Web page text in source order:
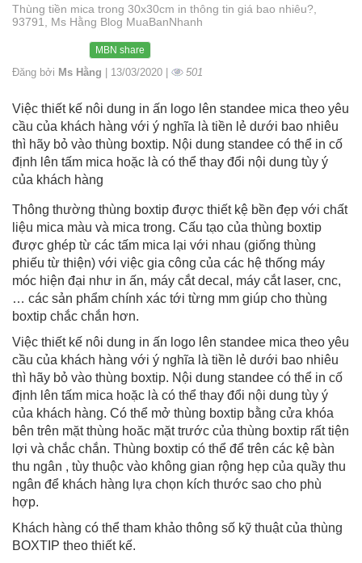
Thùng tiền mica trong 30x30cm in thông tin giá bao nhiêu?,
93791, Ms Hằng Blog MuaBanNhanh
MBN share
Đăng bởi Ms Hằng | 13/03/2020 | 501
Việc thiết kế nôi dung in ấn logo lên standee mica theo yêu
cầu của khách hàng với ý nghĩa là tiền lẻ dưới bao nhiêu
thì hãy bỏ vào thùng boxtip. Nội dung standee có thể in cố
định lên tấm mica hoặc là có thể thay đổi nội dung tùy ý
của khách hàng
Thông thường thùng boxtip được thiết kệ bền đẹp với chất
liệu mica màu và mica trong. Cấu tạo của thùng boxtip
được ghép từ các tấm mica lại với nhau (giống thùng
phiếu từ thiện) với việc gia công của các hệ thống máy
móc hiện đại như in ấn, máy cắt decal, máy cắt laser, cnc,
… các sản phẩm chính xác tới từng mm giúp cho thùng
boxtip chắc chắn hơn.
Việc thiết kế nôi dung in ấn logo lên standee mica theo yêu
cầu của khách hàng với ý nghĩa là tiền lẻ dưới bao nhiêu
thì hãy bỏ vào thùng boxtip. Nội dung standee có thể in cố
định lên tấm mica hoặc là có thể thay đổi nội dung tùy ý
của khách hàng. Có thể mở thùng boxtip bằng cửa khóa
bên trên mặt thùng hoăc mặt trước của thùng boxtip rất tiện
lợi và chắc chắn. Thùng boxtip có thể để trên các kệ bàn
thu ngân , tùy thuộc vào không gian rộng hẹp của quầy thu
ngân để khách hàng lựa chọn kích thước sao cho phù
hợp.
Khách hàng có thể tham khảo thông số kỹ thuật của thùng
BOXTIP theo thiết kế.